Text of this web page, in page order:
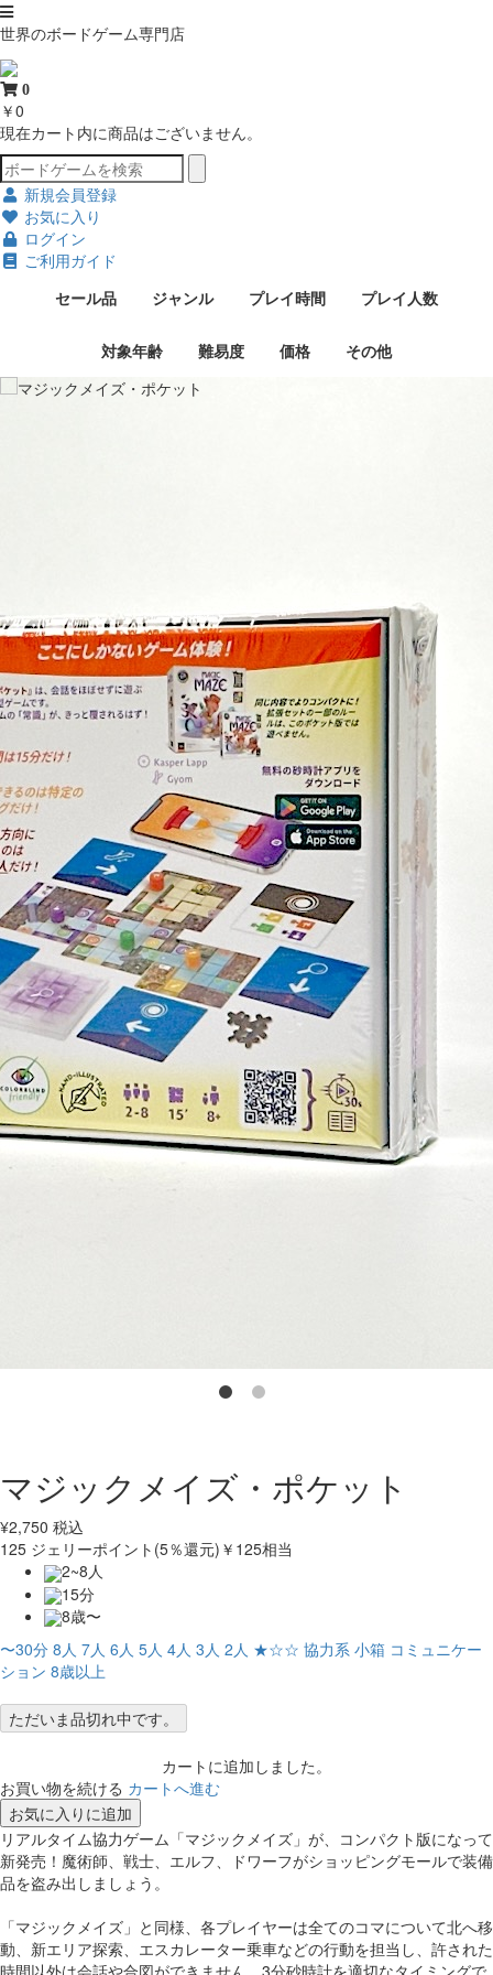
世界のボードゲーム専門店
0
￥0
現在カート内に商品はございません。
新規会員登録
お気に入り
ログイン
ご利用ガイド
セール品
ジャンル プレイ時間 プレイ人数
対象年齢 難易度 価格 その他
マジックメイズ・ポケット
¥2,750 税込
125 ジェリーポイント(5％還元) ￥125相当
2~8人
15分
8歳〜
〜30分 8人 7人 6人 5人 4人 3人 2人 ★☆☆ 協力系 小箱 コミュニケー
ション 8歳以上
ただいま品切れ中です。
カートに追加しました。
お買い物を続ける カートへ進む
お気に入りに追加
リアルタイム協力ゲーム「マジックメイズ」が、コンパクト版になって
新発売！魔術師、戦士、エルフ、ドワーフがショッピングモールで装備
品を盗み出しましょう。
「マジックメイズ」と同様、各プレイヤーは全てのコマについて北へ移
動、新エリア探索、エスカレーター乗車などの行動を担当し、許された